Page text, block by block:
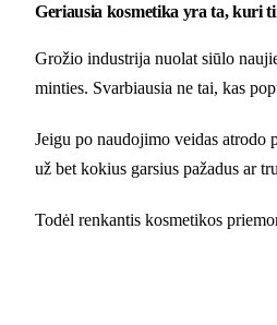
Geriausia kosmetika yra ta, kuri
Grožio industrija nuolat siūlo
minties. Svarbiausia ne tai, kas
Jeigu po naudojimo veidas atrodo
už bet kokius garsius pažadus ar
Todėl renkantis kosmetikos